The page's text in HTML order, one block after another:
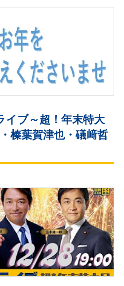
イブ～超！年末特大
榛葉賀津也・礒﨑哲